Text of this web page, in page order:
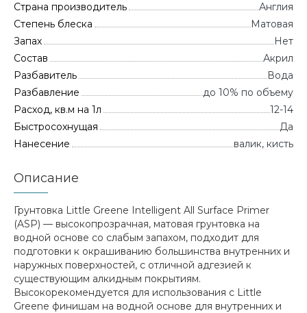
Страна производитель
Англия
Степень блеска
Матовая
Запах
Нет
Состав
Акрил
Разбавитель
Вода
Разбавление
до 10% по объему
Расход, кв.м на 1л
12-14
Быстросохнущая
Да
Нанесение
валик, кисть
Описание
Грунтовка Little Greene Intelligent All Surface Primer
(ASP) — высокопрозрачная, матовая грунтовка на
водной основе со слабым запахом, подходит для
подготовки к окрашиванию большинства внутренних и
наружных поверхностей, с отличной адгезией к
существующим алкидным покрытиям.
Высокорекомендуется для использования с Little
Greene финишам на водной основе для внутренних и